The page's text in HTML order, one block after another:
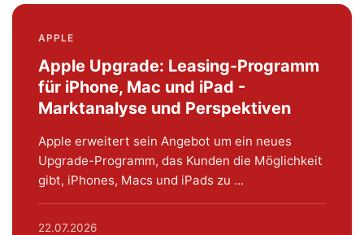
APPLE
Apple Upgrade: Leasing-Programm
für iPhone, Mac und iPad -
Marktanalyse und Perspektiven
Apple erweitert sein Angebot um ein neues
Upgrade-Programm, das Kunden die Möglichkeit
gibt, iPhones, Macs und iPads zu ...
22.07.2026